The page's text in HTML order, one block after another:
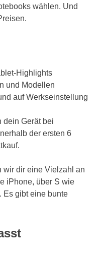
wählen. Und
Highlights
und Modellen
auf Werkseinstellung
dein Gerät bei
der ersten 6
wir dir eine Vielzahl an
iPhone, über S wie
Es gibt eine bunte